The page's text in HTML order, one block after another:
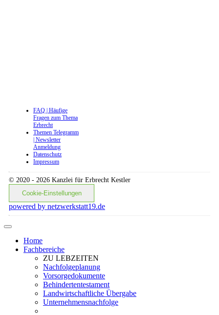
FAQ | Häufige
Fragen zum Thema
Erbrecht
Themen Telegramm
| Newsletter
Anmeldung
Datenschutz
Impressum
© 2020 - 2026 Kanzlei für Erbrecht Kestler
Cookie-Einstellungen
powered by netzwerkstatt19.de
Home
Fachbereiche
ZU LEBZEITEN
Nachfolgeplanung
Vorsorgedokumente
Behindertentestament
Landwirtschaftliche Übergabe
Unternehmensnachfolge